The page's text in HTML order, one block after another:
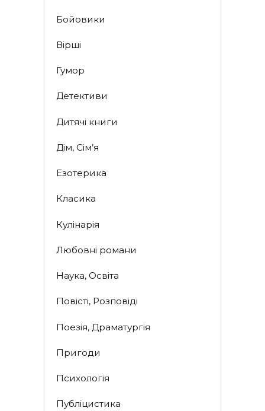
Бойовики
Вірші
Гумор
Детективи
Дитячі книги
Дім, Сім’я
Езотерика
Класика
Кулінарія
Любовні романи
Наука, Освіта
Повісті, Розповіді
Поезія, Драматургія
Пригоди
Психологія
Публіцистика